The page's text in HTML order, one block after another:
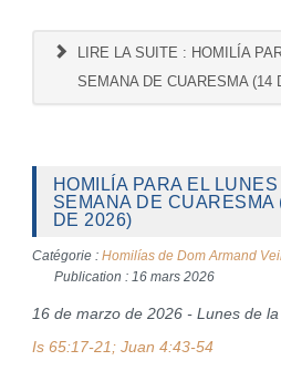
LIRE LA SUITE : HOMILÍA
SEMANA DE CUARESMA (14
HOMILÍA PARA EL LUNES
SEMANA DE CUARESMA
DE 2026)
Catégorie : Homilías de Dom Armand
Publication : 16 mars 2026
16 de marzo de 2026 - Lunes de
Is 65:17-21; Juan 4:43-54